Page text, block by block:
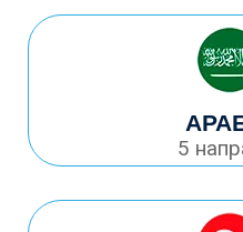
5